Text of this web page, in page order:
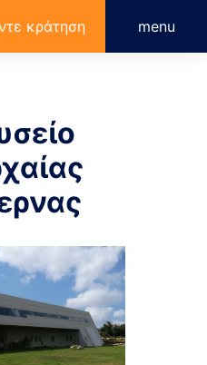
κράτηση menu